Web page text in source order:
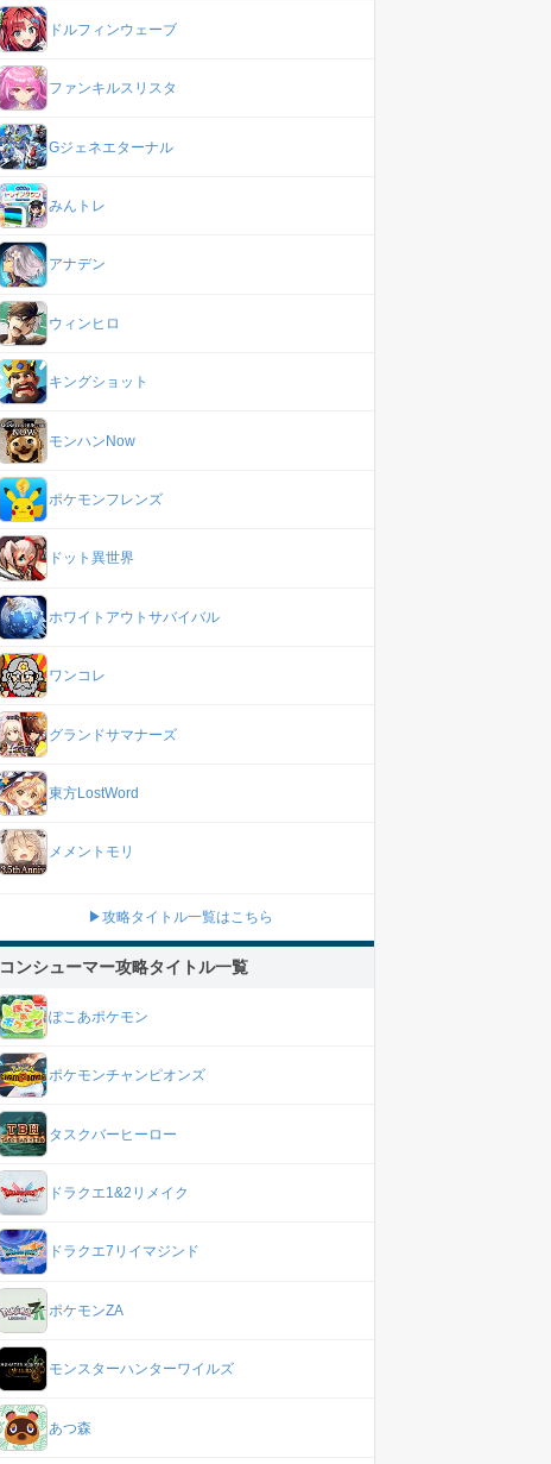
ドルフィンウェーブ
ファンキルスリスタ
Gジェネエターナル
みんトレ
アナデン
ウィンヒロ
キングショット
モンハンNow
ポケモンフレンズ
ドット異世界
ホワイトアウトサバイバル
ワンコレ
グランドサマナーズ
東方LostWord
メメントモリ
▶攻略タイトル一覧はこちら
コンシューマー攻略タイトル一覧
ぽこあポケモン
ポケモンチャンピオンズ
タスクバーヒーロー
ドラクエ1&2リメイク
ドラクエ7リイマジンド
ポケモンZA
モンスターハンターワイルズ
あつ森